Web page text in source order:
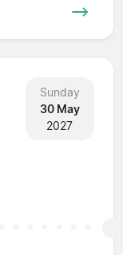
Sunday
30 May
2027